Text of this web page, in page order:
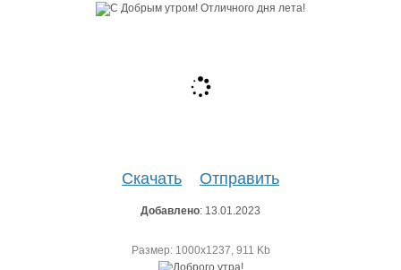
Скачать Отправить
Добавлено: 13.01.2023
Размер: 1000х1237, 911 Kb